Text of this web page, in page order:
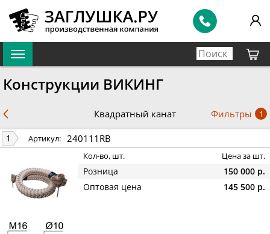
Конструкции ВИКИНГ
Квадратный канат Фильтры 1
1 Артикул: 240111RB
Кол-во, шт. Цена за шт.
Розница
150 000 р.
Оптовая цена
145 500 р.